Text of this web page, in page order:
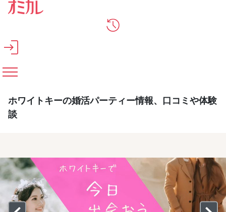
メインコンテンツへスキップ
ホワイトキーの婚活パーティー情報、口コミや体験
談